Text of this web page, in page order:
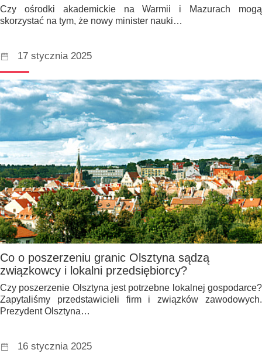
Czy ośrodki akademickie na Warmii i Mazurach mogą
skorzystać na tym, że nowy minister nauki…
17 stycznia 2025
Co o poszerzeniu granic Olsztyna sądzą
związkowcy i lokalni przedsiębiorcy?
Czy poszerzenie Olsztyna jest potrzebne lokalnej gospodarce?
Zapytaliśmy przedstawicieli firm i związków zawodowych.
Prezydent Olsztyna…
16 stycznia 2025